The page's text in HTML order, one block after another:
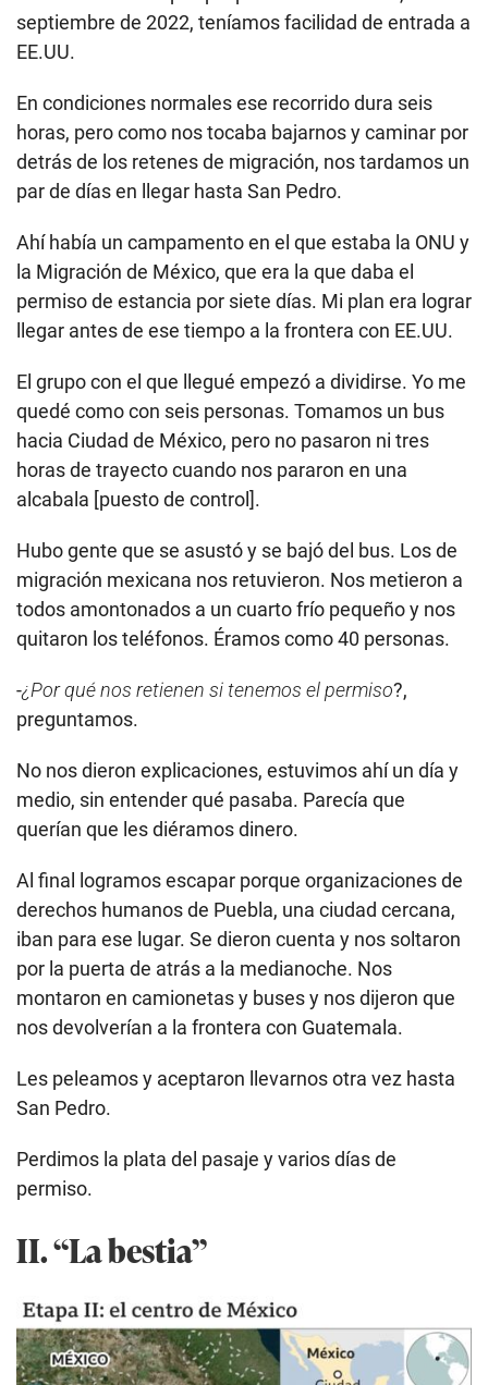
septiembre de 2022, teníamos facilidad de entrada a
EE.UU.
En condiciones normales ese recorrido dura seis
horas, pero como nos tocaba bajarnos y caminar por
detrás de los retenes de migración, nos tardamos un
par de días en llegar hasta San Pedro.
Ahí había un campamento en el que estaba la ONU y
la Migración de México, que era la que daba el
permiso de estancia por siete días. Mi plan era lograr
llegar antes de ese tiempo a la frontera con EE.UU.
El grupo con el que llegué empezó a dividirse. Yo me
quedé como con seis personas. Tomamos un bus
hacia Ciudad de México, pero no pasaron ni tres
horas de trayecto cuando nos pararon en una
alcabala [puesto de control].
Hubo gente que se asustó y se bajó del bus. Los de
migración mexicana nos retuvieron. Nos metieron a
todos amontonados a un cuarto frío pequeño y nos
quitaron los teléfonos. Éramos como 40 personas.
-¿Por qué nos retienen si tenemos el permiso?,
preguntamos.
No nos dieron explicaciones, estuvimos ahí un día y
medio, sin entender qué pasaba. Parecía que
querían que les diéramos dinero.
Al final logramos escapar porque organizaciones de
derechos humanos de Puebla, una ciudad cercana,
iban para ese lugar. Se dieron cuenta y nos soltaron
por la puerta de atrás a la medianoche. Nos
montaron en camionetas y buses y nos dijeron que
nos devolverían a la frontera con Guatemala.
Les peleamos y aceptaron llevarnos otra vez hasta
San Pedro.
Perdimos la plata del pasaje y varios días de
permiso.
II. “La bestia”